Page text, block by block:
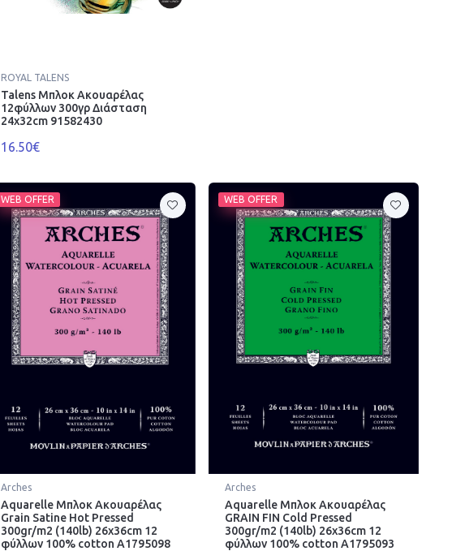
ROYAL TALENS
Talens Μπλοκ Ακουαρέλας
12φύλλων 300γρ Διάσταση
24x32cm 91582430
16.50€
WEB OFFER
Arches
Aquarelle Μπλοκ Ακουαρέλας
Grain Satine Hot Pressed
300gr/m2 (140lb) 26x36cm 12
φύλλων 100% cotton A1795098
WEB OFFER
Arches
Aquarelle Μπλοκ Ακουαρέλας
GRAIN FIN Cold Pressed
300gr/m2 (140lb) 26x36cm 12
φύλλων 100% cotton A1795093